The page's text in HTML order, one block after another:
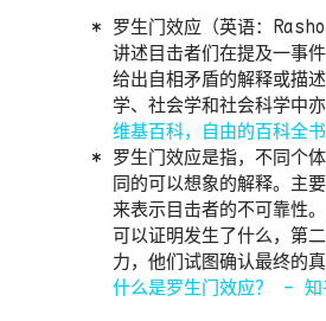
罗生门效应（英语：
讲述目击者们在提及一事
给出自相矛盾的解释或描
学、社会学和社会科学中亦
维基百科，自由的百科全书
罗生门效应是指，不同个
同的可以想象的解释。主
来表示目击者的不可靠性
可以证明发生了什么，第
力，他们试图确认最终的
什么是罗生门效应？ - 知